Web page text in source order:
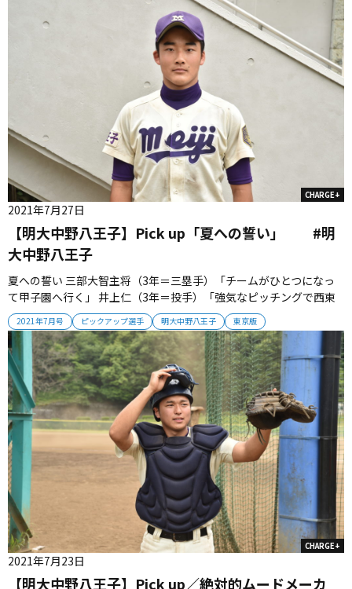
CHARGE+
2021年7月号 ピックアップ選手 明大中野八王子 東京版
【明大中野八王子】Pick up「夏への誓い」 #明
大中野八王子
2021年7月27日
夏への誓い 三部大智主将（3年＝三塁手）「チームがひとつになっ
て甲子園へ行く」 井上仁（3年＝投手）「強気なピッチングで西東
京制覇を狙う」 築地星流（3年＝一塁手）「フルスイングで勝利に
貢献したい」 須江陽海（3年＝遊撃手）「１番打者としてチームを
盛り上げる」...
CHARGE+
【明大中野八王子】Pick up／絶対的ムードメーカ
2021年7月23日